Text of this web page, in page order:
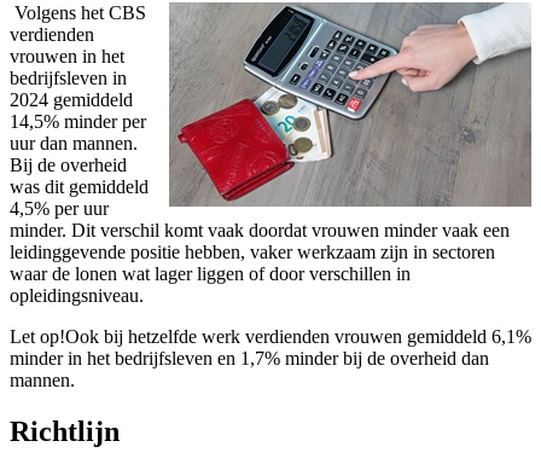
Volgens het CBS
verdienden
vrouwen in het
bedrijfsleven in
2024 gemiddeld
14,5% minder per
uur dan mannen.
Bij de overheid
was dit gemiddeld
4,5% per uur
minder. Dit verschil komt vaak doordat vrouwen minder vaak een
leidinggevende positie hebben, vaker werkzaam zijn in sectoren
waar de lonen wat lager liggen of door verschillen in
opleidingsniveau.
Let op!Ook bij hetzelfde werk verdienden vrouwen gemiddeld 6,1%
minder in het bedrijfsleven en 1,7% minder bij de overheid dan
mannen.
Richtlijn